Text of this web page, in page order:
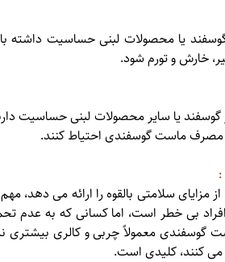
یا محصولات لبنی حساسیت
خارش و تورم شود.
یا سایر محصولات لبنی حساسیت
مصرف ماست گوسفندی احتیاط کنند.
سلامتی بالقوه را ارائه می دهد،
بی خطر است، اما کسانی که به عدم
گوسفندی معمولاً چربی و کالری بیشتری
می کنند، کلیدی است.